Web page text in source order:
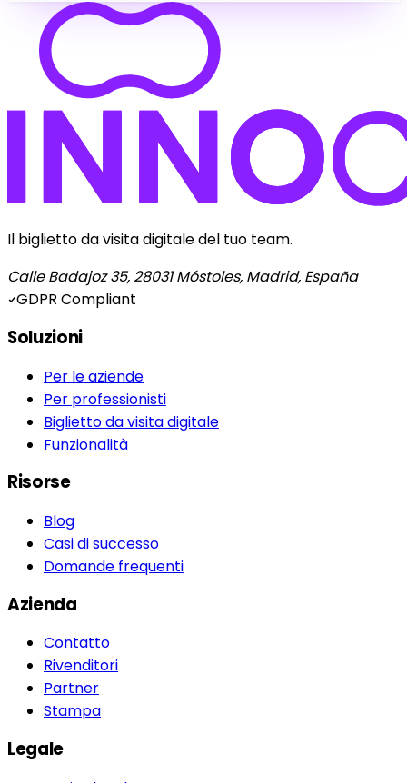
Il biglietto da visita digitale del tuo team.
Calle Badajoz 35, 28031 Móstoles, Madrid, España
GDPR Compliant
Soluzioni
Per le aziende
Per professionisti
Biglietto da visita digitale
Funzionalità
Risorse
Blog
Casi di successo
Domande frequenti
Azienda
Contatto
Rivenditori
Partner
Stampa
Legale